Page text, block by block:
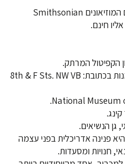
הסמית'סוניאן – מתחם המוזיאונים Smithsonian
הקפיטול המרתק.
הגלריה הלאומית לאומנות בכתובת: 8th & F Sts. NW VB
National Museum
גן הנשיאים.
פנינה אדריכלית בפני עצמה
חנויות ומסעדות.